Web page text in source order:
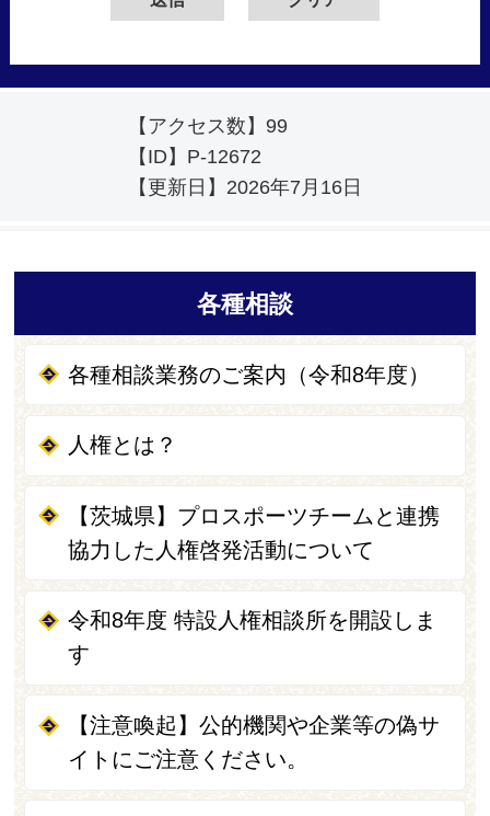
【アクセス数】 99
【ID】 P-12672
【更新日】 2026年7月16日
各種相談
各種相談業務のご案内（令和8年度）
人権とは？
【茨城県】プロスポーツチームと連携
協力した人権啓発活動について
令和8年度 特設人権相談所を開設しま
す
【注意喚起】公的機関や企業等の偽サ
イトにご注意ください。